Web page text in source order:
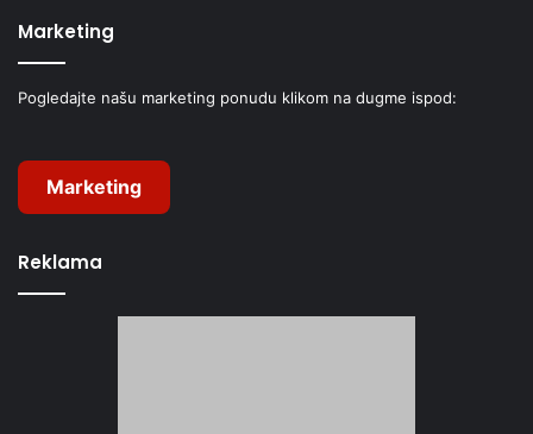
Marketing
Pogledajte našu marketing ponudu klikom na dugme ispod:
Marketing
Reklama